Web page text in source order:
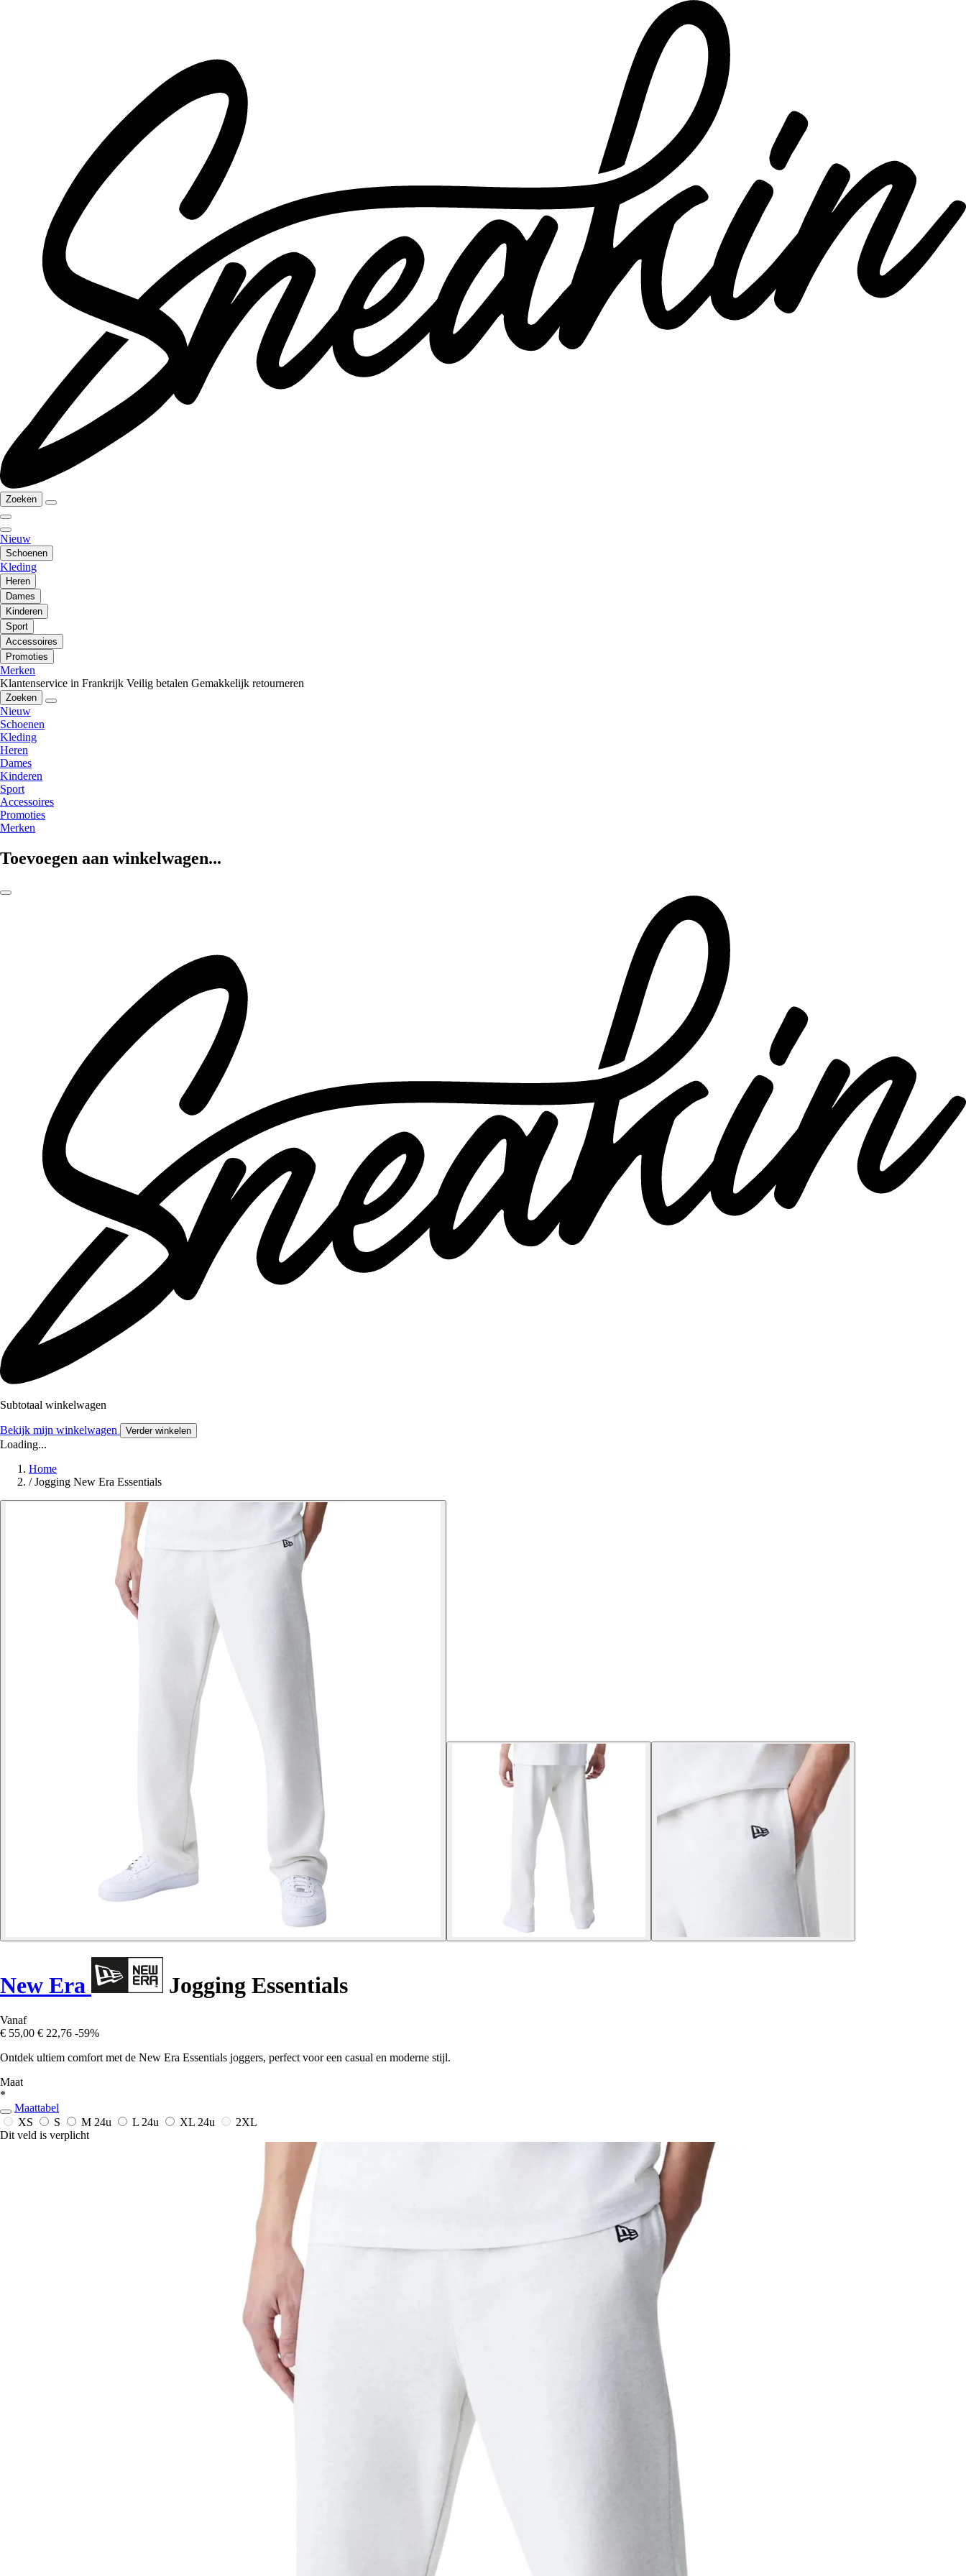
Zoeken
Nieuw
Schoenen
Kleding
Heren
Dames
Kinderen
Sport
Accessoires
Promoties
Merken
Klantenservice in Frankrijk Veilig betalen Gemakkelijk retourneren
Zoeken
Nieuw
Schoenen
Kleding
Heren
Dames
Kinderen
Sport
Accessoires
Promoties
Merken
Toevoegen aan winkelwagen...
Subtotaal winkelwagen
Bekijk mijn winkelwagen Verder winkelen
Loading...
Home
/ Jogging New Era Essentials
New Era Jogging Essentials
Vanaf
€ 55,00 € 22,76 -59%
Ontdek ultiem comfort met de New Era Essentials joggers, perfect voor een casual en moderne stijl.
Maat
*
Maattabel
XS
S M 24u L 24u XL 24u
2XL
Dit veld is verplicht